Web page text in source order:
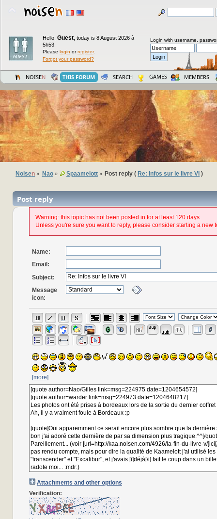
Hello, Guest today is 8 August 2026 à
5h53.
Please login orregister.
Forgot your password?
Login with username,
NOISEN THIS FORUM SEARCH GAMES MEMBERS
Noisen » Nao» Spaamelott» Post reply ( Re: Infos sur le livre VI )
Post reply
Warning: this topic has not been posted in for at least 120 days.
Unless you're sure you want to reply, please consider starting a new
Name:
Email:
Subject:
Message
icon:
[more]
Attachments and other options
Verification: